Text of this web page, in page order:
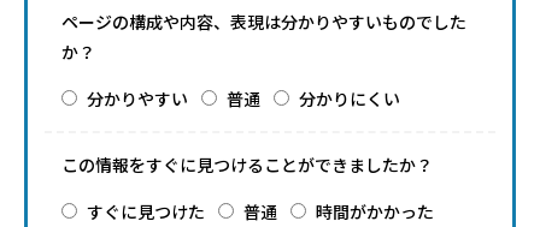
ページの構成や内容、表現は分かりやすいものでした
か？
分かりやすい
普通 分かりにくい
この情報をすぐに見つけることができましたか？
すぐに見つけた
普通 時間がかかった